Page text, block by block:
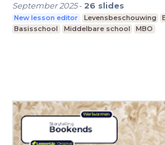
September 2025- 26 slides
New lesson editor Levensbeschouwing
Basisschool
Middelbare school MBO